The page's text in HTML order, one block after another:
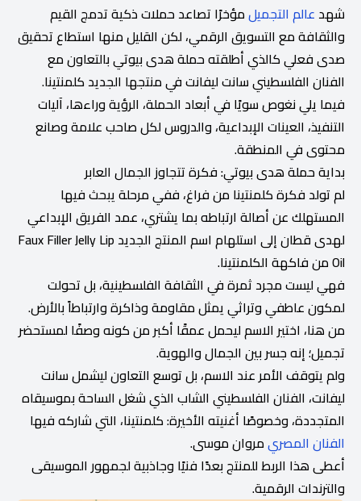
شهد عالم التجميلمؤخرًا تصاعد حملات ذكية تدمج القيم
والثقافة مع التسويق الرقمي، لكن القليل منها استطاع تحقيق
صدى فعلي كالذي أطلقته حملة هدى بيوتي بالتعاون مع
الفنان الفلسطيني سانت ليفانت في منتجها الجديد كلمنتينا.
فيما يلي نغوص سويًا في أبعاد الحملة، الرؤية وراءها، آليات
التنفيذ، العينات الإبداعية، والدروس لكل صاحب علامة وصانع
محتوى في المنطقة.
بداية حملة هدى بيوتي: فكرة تتجاوز الجمال العابر
لم تولد فكرة كلمنتينا من فراغ، ففي مرحلة يبحث فيها
المستهلك عن أصالة ارتباطه بما يشتري، عمد الفريق الإبداعي
لهدى قطان إلى استلهام اسم المنتج الجديد Faux Filler Jelly Lip
Oil من فاكهة الكلمنتينا.
فهي ليست مجرد ثمرة في الثقافة الفلسطينية، بل تحولت
لمكون عاطفي وتراثي يمثل مقاومة وذاكرة وارتباطاً بالأرض.
من هنا، اختير الاسم ليحمل عمقًا أكبر من كونه وصفًا لمستحضر
تجميل؛ إنه جسر بين الجمال والهوية.
ولم يتوقف الأمر عند الاسم، بل توسع التعاون ليشمل سانت
ليفانت، الفنان الفلسطيني الشاب الذي شغل الساحة بموسيقاه
المتجددة، وخصوصًا أغنيته الأخيرة: كلمنتينا، التي شاركه فيها
الفنان المصريمروان موسى.
أعطى هذا الربط للمنتج بعدًا فنيًا وجاذبية لجمهور الموسيقى
والترندات الرقمية.